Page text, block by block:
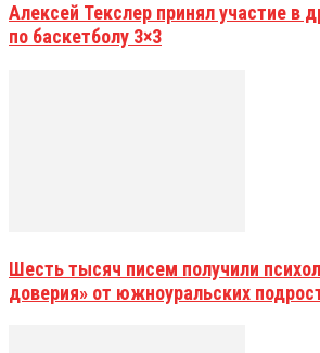
Алексей Текслер принял участие в
по баскетболу 3×3
Шесть тысяч писем получили
доверия» от южноуральских